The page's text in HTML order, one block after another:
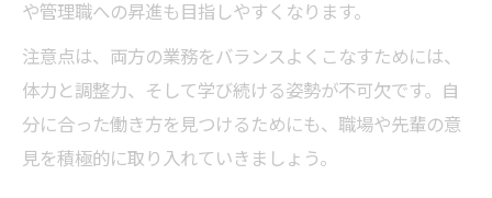
や管理職への昇進も目指しやすくなります。
注意点は、両方の業務をバランスよくこなすためには、
体力と調整力、そして学び続ける姿勢が不可欠です。自
分に合った働き方を見つけるためにも、職場や先輩の意
見を積極的に取り入れていきましょう。